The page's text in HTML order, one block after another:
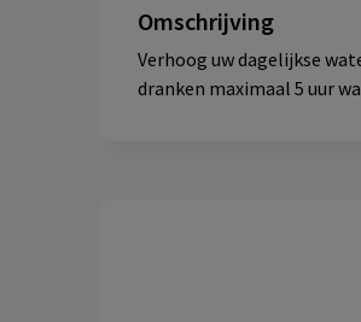
Omschrijving
Verhoog uw dagelijkse
dranken maximaal 5 uur